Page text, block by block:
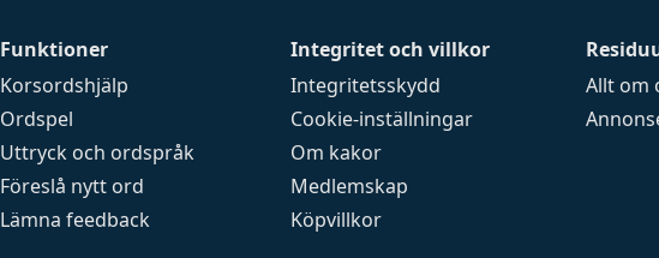
Funktioner
Korsordshjälp
Ordspel
Uttryck och ordspråk
Föreslå nytt ord
Lämna feedback
Integritet och villkor
Integritetsskydd
Cookie-inställningar
Om kakor
Medlemskap
Köpvillkor
Allt om